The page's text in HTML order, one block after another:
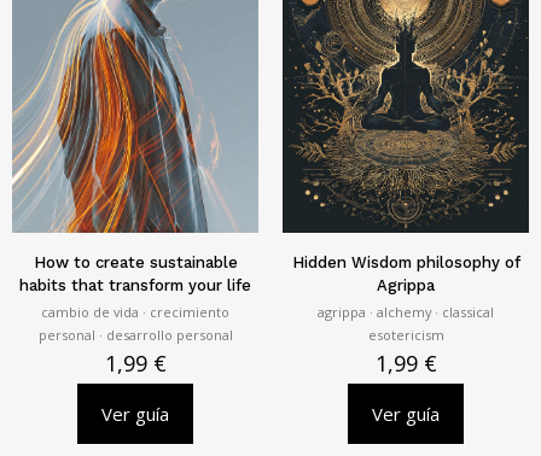
How to create sustainable
habits that transform your life
cambio de vida · crecimiento
personal · desarrollo personal
1,99 €
Ver guía
Hidden Wisdom philosophy of
Agrippa
agrippa · alchemy · classical
esotericism
1,99 €
Ver guía